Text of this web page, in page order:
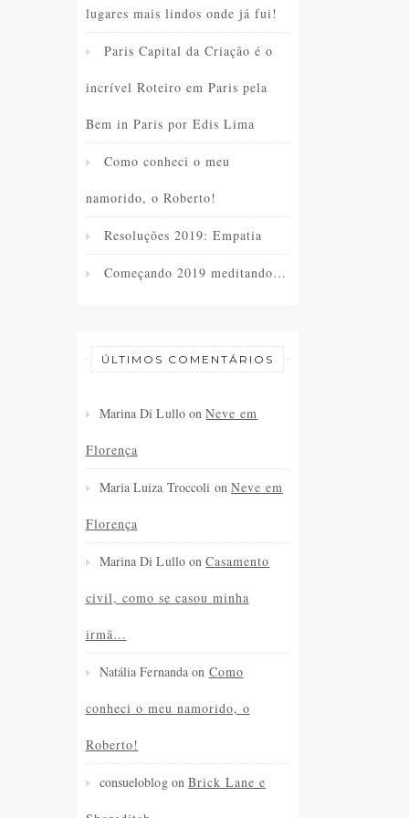
lugares mais lindos onde já fui!
Paris Capital da Criação é o
incrível Roteiro em Paris pela
Bem in Paris por Edis Lima
Como conheci o meu
namorido, o Roberto!
Resoluções 2019: Empatia
Começando 2019 meditando…
ÚLTIMOS COMENTÁRIOS
Marina Di Lullo onNeve em
Florença
Maria Luiza Troccoli on Neve em
Florença
Marina Di Lullo onCasamento
civil, como se casou minha
irmã…
Natália Fernanda on Como
conheci o meu namorido, o
Roberto!
consueloblogonBrick Lane e